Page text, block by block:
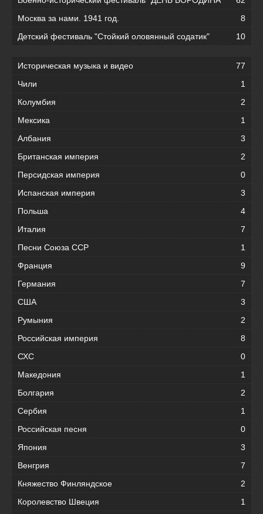
Москва за нами. 1941 год.
8
Детский фестиваль "Стойкий оловянный содатик"
10
Историческая музыка и видео
77
Чили
1
Колумбия
2
Мексика
1
Албания
3
Британская империя
2
Персидская империя
0
Испанская империя
3
Польша
4
Италия
7
Песни Союза ССР
1
Франция
9
Германия
7
США
3
Румыния
2
Российская империя
8
СХС
0
Македония
1
Болгария
2
Сербия
1
Российская песня
0
Япония
3
Венгрия
7
Княжество Финляндское
2
Королевство Швеция
1